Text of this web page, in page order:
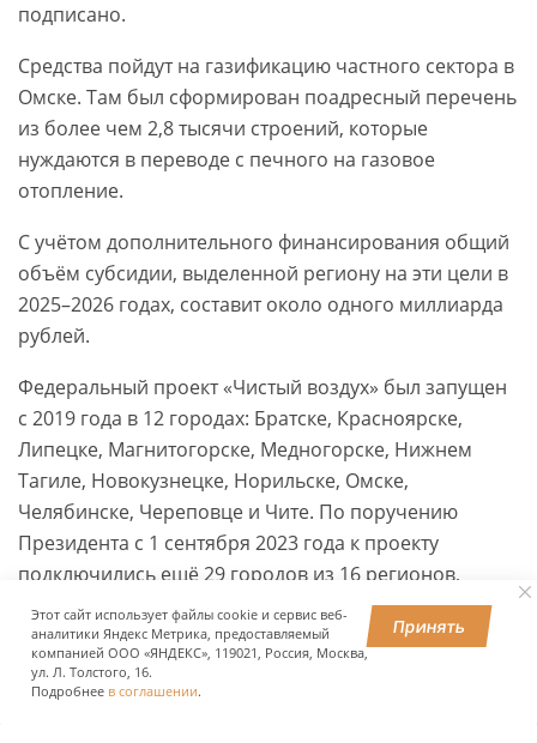
подписано.
Средства пойдут на газификацию частного сектора в
Омске. Там был сформирован поадресный перечень
из более чем 2,8 тысячи строений, которые
нуждаются в переводе с печного на газовое
отопление.
С учётом дополнительного финансирования общий
объём субсидии, выделенной региону на эти цели в
2025–2026 годах, составит около одного миллиарда
рублей.
Федеральный проект «Чистый воздух» был запущен
с 2019 года в 12 городах: Братске, Красноярске,
Липецке, Магнитогорске, Медногорске, Нижнем
Тагиле, Новокузнецке, Норильске, Омске,
Челябинске, Череповце и Чите. По поручению
Президента с 1 сентября 2023 года к проекту
подключились ещё 29 городов из 16 регионов,
преимущественно Сибири и Дальнего Востока.
ПОДЕЛИТЬСЯ
Этот сайт использует файлы cookie и сервис веб-
аналитики Яндекс Метрика, предоставляемый
компанией ООО «ЯНДЕКС», 119021, Россия, Москва,
ул. Л. Толстого, 16.
Подробнее в соглашении.
Принять